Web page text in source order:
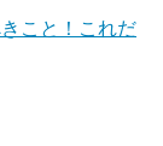
こと！これだ